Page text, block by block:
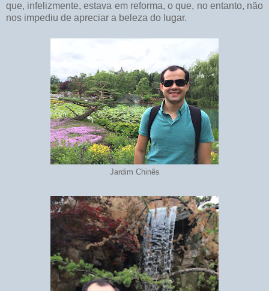
que, infelizmente, estava em reforma, o que, no entanto, não
nos impediu de apreciar a beleza do lugar.
Jardim Chinês